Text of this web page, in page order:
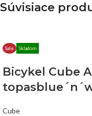
Súvisiace
Sale Skladom
Bicykel Cube
Cube